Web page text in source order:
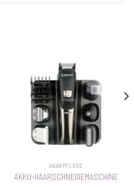
HAARPFLEGE
AKKU-HAARSCHNEIDEMASCHINE